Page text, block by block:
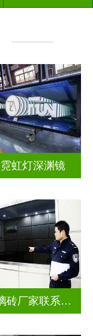
虹灯深渊镜
水晶玻璃砖厂家联系方式